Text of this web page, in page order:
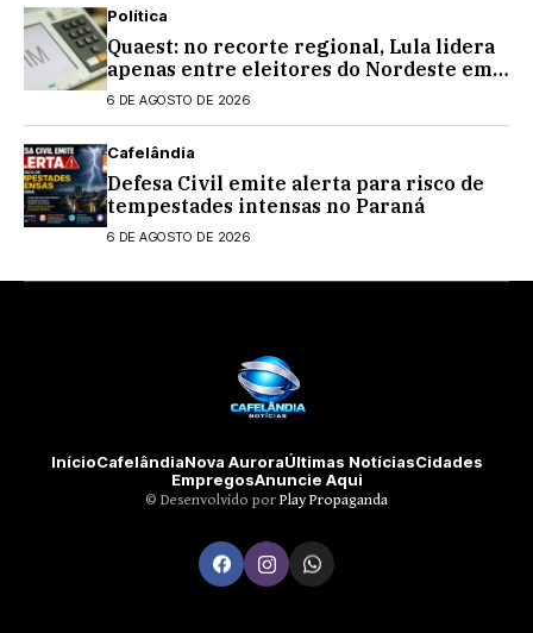
Política
Quaest: no recorte regional, Lula lidera
apenas entre eleitores do Nordeste em
eventual 2º turno contra Flávio
6 DE AGOSTO DE 2026
Cafelândia
Defesa Civil emite alerta para risco de
tempestades intensas no Paraná
6 DE AGOSTO DE 2026
InícioCafelândiaNova AuroraÚltimas NotíciasCidades
EmpregosAnuncie Aqui
©️ Desenvolvido por Play Propaganda